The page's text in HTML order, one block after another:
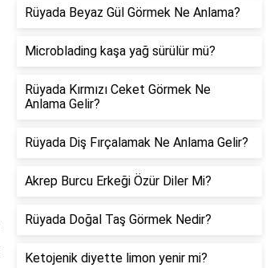
Rüyada Beyaz Gül Görmek Ne Anlama?
Microblading kaşa yağ sürülür mü?
Rüyada Kırmızı Ceket Görmek Ne
Anlama Gelir?
Rüyada Diş Fırçalamak Ne Anlama Gelir?
Akrep Burcu Erkeği Özür Diler Mi?
Rüyada Doğal Taş Görmek Nedir?
Ketojenik diyette limon yenir mi?